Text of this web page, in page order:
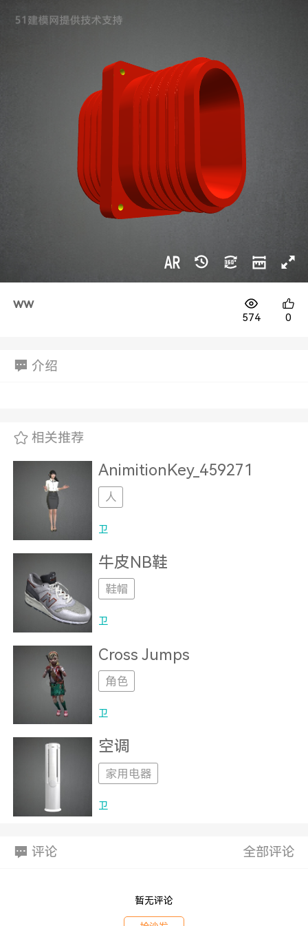
1688
ww
574 0
介绍
相关推荐
AnimitionKey_459271
人
卫
牛皮NB鞋
鞋帽
卫
Cross Jumps
角色
卫
空调
家用电器
卫
评论 全部评论
暂无评论